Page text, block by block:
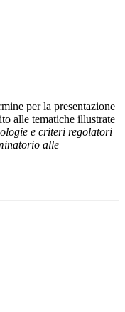
per la presentazione
alle tematiche illustrate
e criteri regolatori
alle